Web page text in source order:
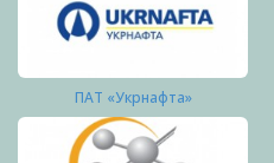
ПАТ «Укрнафта»